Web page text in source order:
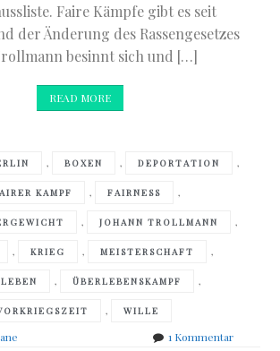
Faire Kämpfe gibt es seit
der Änderung des Rassengesetzes
besinnt sich und […]
READ MORE
, BOXEN , DEPORTATION ,
KAMPF , FAIRNESS ,
, JOHANN TROLLMANN ,
, KRIEG , MEISTERSCHAFT ,
, ÜBERLEBENSKAMPF ,
, WILLE
1 Kommentarzu